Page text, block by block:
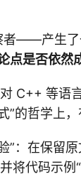
——产生了
点是否依然
C++ 等语
的哲学上，
：在保留
代码示例“